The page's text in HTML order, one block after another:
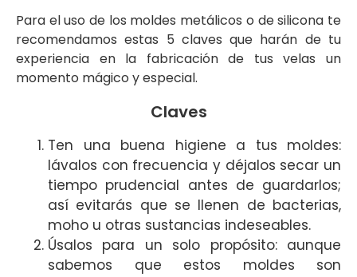
Para el uso de los moldes metálicos o de silicona te
recomendamos estas 5 claves que harán de tu
experiencia en la fabricación de tus velas un
momento mágico y especial.
Claves
Ten una buena higiene a tus moldes:
lávalos con frecuencia y déjalos secar un
tiempo prudencial antes de guardarlos;
así evitarás que se llenen de bacterias,
moho u otras sustancias indeseables.
Úsalos para un solo propósito: aunque
sabemos que estos moldes son